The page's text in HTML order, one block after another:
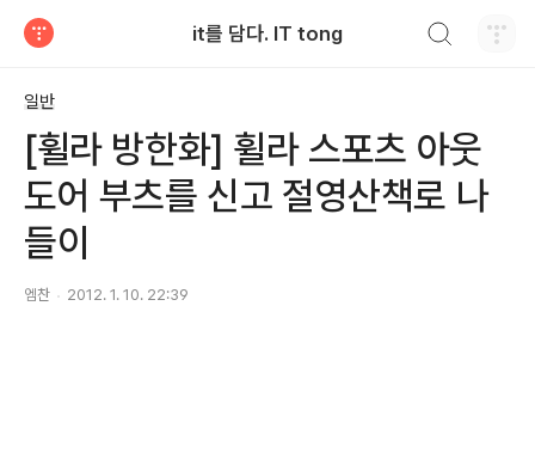
it를 담다. IT tong
일반
[휠라 방한화] 휠라 스포츠 아웃
도어 부츠를 신고 절영산책로 나
들이
엠찬 2012. 1. 10. 22:39